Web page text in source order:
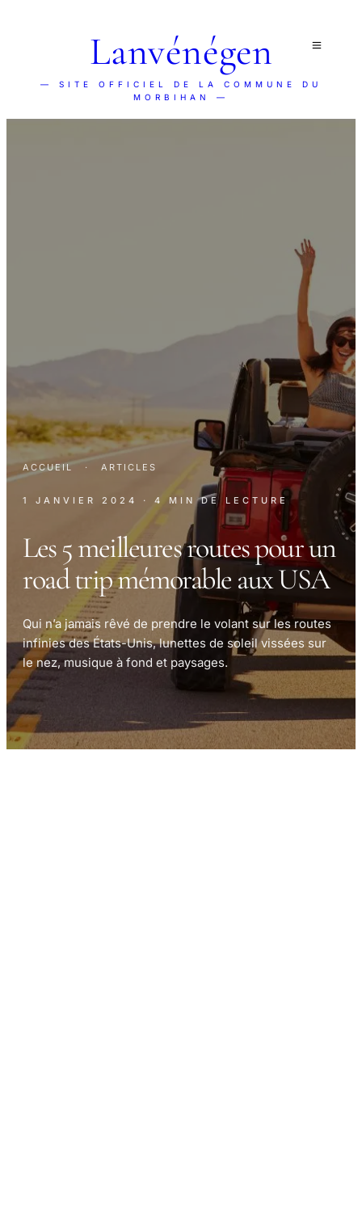
Lanvénégen
— SITE OFFICIEL DE LA COMMUNE DU
MORBIHAN —
ACCUEIL · ARTICLES
1 JANVIER 2024 · 4 MIN DE LECTURE
Les 5 meilleures routes pour un
road trip mémorable aux USA
Qui n’a jamais rêvé de prendre le volant sur les routes
infinies des États-Unis, lunettes de soleil vissées sur
le nez, musique à fond et paysages.